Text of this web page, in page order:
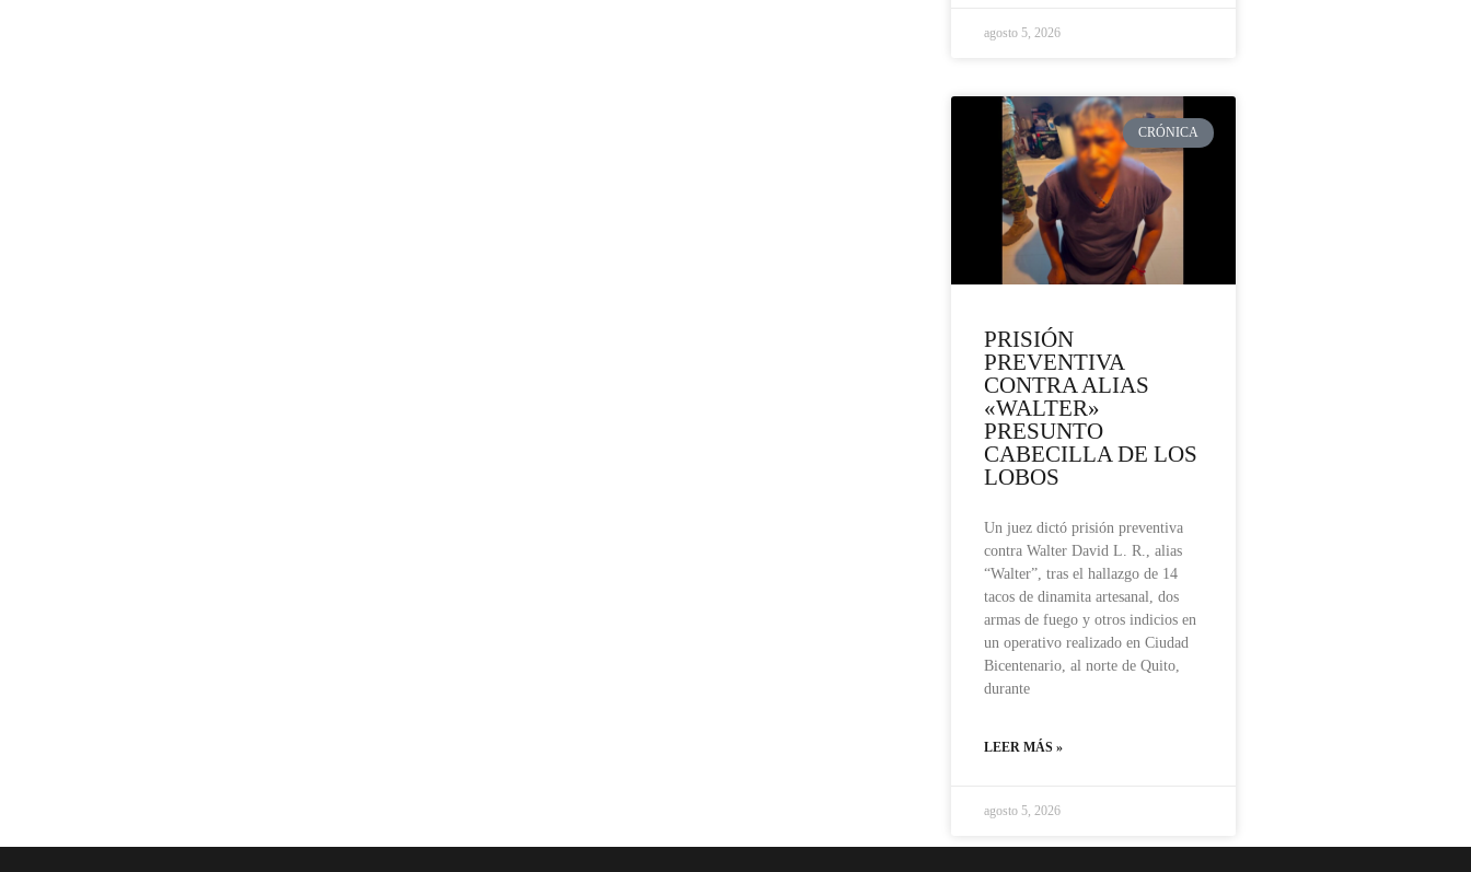
agosto 5, 2026
CRÓNICA
PRISIÓN
PREVENTIVA
CONTRA ALIAS
«WALTER»
PRESUNTO
CABECILLA DE LOS
LOBOS
Un juez dictó prisión preventiva
contra Walter David L. R., alias
“Walter”, tras el hallazgo de 14
tacos de dinamita artesanal, dos
armas de fuego y otros indicios en
un operativo realizado en Ciudad
Bicentenario, al norte de Quito,
durante
LEER MÁS »
agosto 5, 2026